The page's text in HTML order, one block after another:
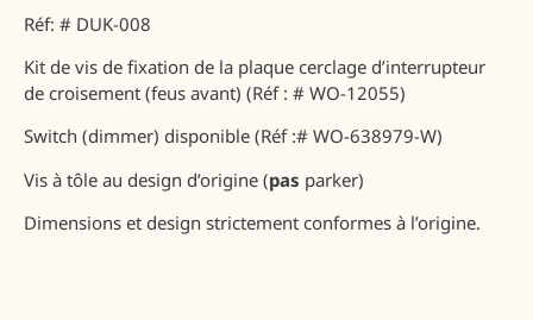
Réf: # DUK-008
Kit de vis de fixation de la plaque cerclage d’interrupteur
de croisement (feus avant) (Réf : # WO-12055)
Switch (dimmer) disponible (Réf :# WO-638979-W)
Vis à tôle au design d’origine (pas parker)
Dimensions et design strictement conformes à l’origine.